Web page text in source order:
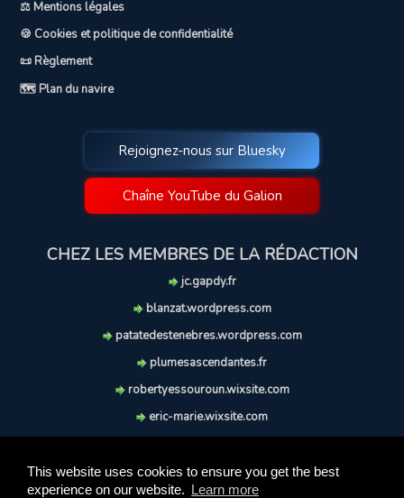
This website uses cookies to ensure you get the best
experience on our website. Learn more
⚖️ Mentions légales
🍪 Cookies et politique de confidentialité
📜 Règlement
🗺️ Plan du navire
Rejoignez-nous sur Bluesky
Chaîne YouTube du Galion
CHEZ LES MEMBRES DE LA RÉDACTION
jc.gapdy.fr
blanzat.wordpress.com
patatedestenebres.wordpress.com
plumesascendantes.fr
robertyessouroun.wixsite.com
eric-marie.wixsite.com
soufflereve.blogspot.com